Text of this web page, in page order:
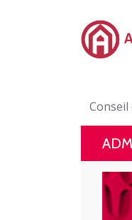
Passer au contenu